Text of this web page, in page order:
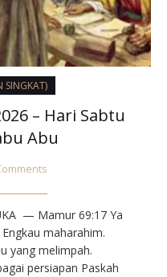
SINGKAT)
– Hari Sabtu
Abu
— Mamur 69:17⁣ Ya
maharahim.
yang melimpah.⁣
persiapan Paskah